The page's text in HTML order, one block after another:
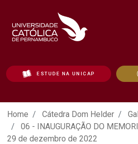
ESTUDE NA UNICAP
ATO EM DEFESA DA
Home Cátedra Dom Helder
06 - INAUGURAÇÃO DO
29 de dezembro de 2022